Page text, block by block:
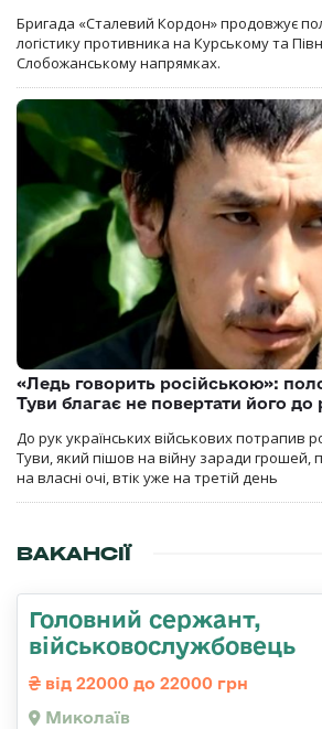
Бригада «Сталевий Кордон» продовжує
логістику противника на Курському та
Слобожанському напрямках.
«Ледь говорить російською»:
Туви благає не повертати його до
До рук українських військових потрапив
Туви, який пішов на війну заради
на власні очі, втік уже на третій день
ВАКАНСІЇ
Головний сержант,
військовослужбовець
від 22000 до 22000 грн
Миколаїв